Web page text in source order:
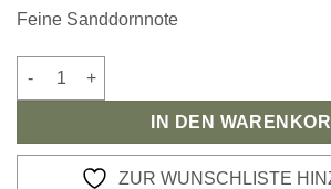
Feine Sanddornnote
Kräutertee Wiesenflirt Menge
IN DEN
ZUR WUNSCHLISTE